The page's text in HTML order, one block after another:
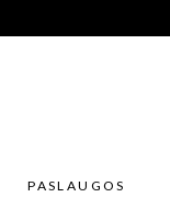
PASLAUGOS